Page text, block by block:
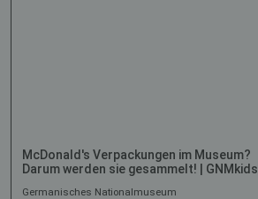
McDonald's Verpackungen im Museum?
Darum werden sie gesammelt! | GNMkids
Germanisches Nationalmuseum